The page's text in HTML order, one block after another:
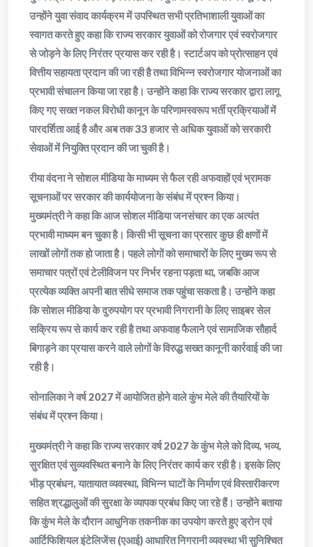
उन्होंने युवा संवाद कार्यक्रम में उपस्थित सभी प्रतिभाशाली युवाओं का
स्वागत करते हुए कहा कि राज्य सरकार युवाओं को रोजगार एवं स्वरोजगार
से जोड़ने के लिए निरंतर प्रयास कर रही है। स्टार्टअप को प्रोत्साहन एवं
वित्तीय सहायता प्रदान की जा रही है तथा विभिन्न स्वरोजगार योजनाओं का
प्रभावी संचालन किया जा रहा है। उन्होंने कहा कि राज्य सरकार द्वारा लागू
किए गए सख्त नकल विरोधी कानून के परिणामस्वरूप भर्ती प्रक्रियाओं में
पारदर्शिता आई है और अब तक 33 हजार से अधिक युवाओं को सरकारी
सेवाओं में नियुक्ति प्रदान की जा चुकी है।
रीया वंदना ने सोशल मीडिया के माध्यम से फैल रही अफवाहों एवं भ्रामक
सूचनाओं पर सरकार की कार्ययोजना के संबंध में प्रश्न किया।
मुख्यमंत्री ने कहा कि आज सोशल मीडिया जनसंचार का एक अत्यंत
प्रभावी माध्यम बन चुका है। किसी भी सूचना का प्रसार कुछ ही क्षणों में
लाखों लोगों तक हो जाता है। पहले लोगों को समाचारों के लिए मुख्य रूप से
समाचार पत्रों एवं टेलीविजन पर निर्भर रहना पड़ता था, जबकि आज
प्रत्येक व्यक्ति अपनी बात सीधे समाज तक पहुंचा सकता है। उन्होंने कहा
कि सोशल मीडिया के दुरुपयोग पर प्रभावी निगरानी के लिए साइबर सेल
सक्रिय रूप से कार्य कर रही है तथा अफवाह फैलाने एवं सामाजिक सौहार्द
बिगाड़ने का प्रयास करने वाले लोगों के विरुद्ध सख्त कानूनी कार्रवाई की जा
रही है।
सोनालिका ने वर्ष 2027 में आयोजित होने वाले कुंभ मेले की तैयारियों के
संबंध में प्रश्न किया।
मुख्यमंत्री ने कहा कि राज्य सरकार वर्ष 2027 के कुंभ मेले को दिव्य, भव्य,
सुरक्षित एवं सुव्यवस्थित बनाने के लिए निरंतर कार्य कर रही है। इसके लिए
भीड़ प्रबंधन, यातायात व्यवस्था, विभिन्न घाटों के निर्माण एवं विस्तारीकरण
सहित श्रद्धालुओं की सुरक्षा के व्यापक प्रबंध किए जा रहे हैं। उन्होंने बताया
कि कुंभ मेले के दौरान आधुनिक तकनीक का उपयोग करते हुए ड्रोन एवं
आर्टिफिशियल इंटेलिजेंस (एआई) आधारित निगरानी व्यवस्था भी सुनिश्चित